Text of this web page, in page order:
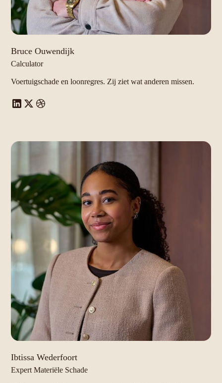
Bruce Ouwendijk
Calculator
Voertuigschade en loonregres. Zij ziet wat anderen missen.
Ibtissa Wederfoort
Expert Materiële Schade